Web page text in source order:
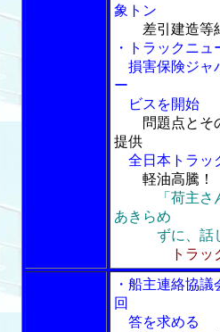
象トン
差引建造等
・トラックニュ
損害保険ジャ
ー
ビスを開始
問題点とその
提供
全日本トラッ
軽油高騰
「荷主
あきらめ
ずに、話し
トラッ
・船主連絡協
回
答を求める